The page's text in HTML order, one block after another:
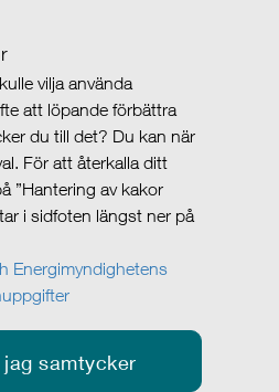
vilja använda
att löpande förbättra
du till det? Du kan när
För att återkalla ditt
”Hantering av kakor
i sidfoten längst ner på
Energimyndighetens
samtycker